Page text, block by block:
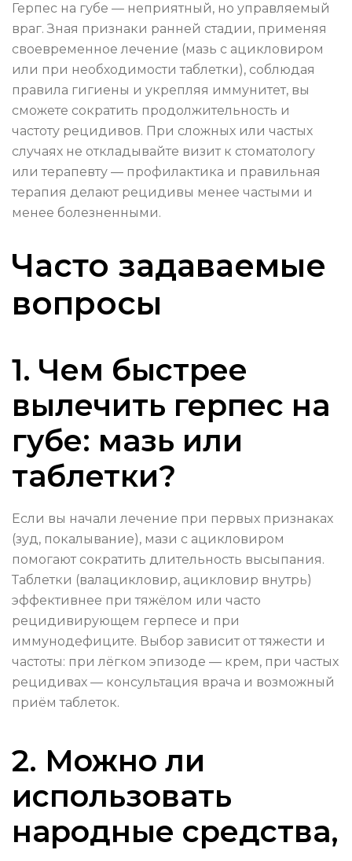
Герпес на губе — неприятный, но управляемый
враг. Зная признаки ранней стадии, применяя
своевременное лечение (мазь с ацикловиром
или при необходимости таблетки), соблюдая
правила гигиены и укрепляя иммунитет, вы
сможете сократить продолжительность и
частоту рецидивов. При сложных или частых
случаях не откладывайте визит к стоматологу
или терапевту — профилактика и правильная
терапия делают рецидивы менее частыми и
менее болезненными.
Часто задаваемые
вопросы
1. Чем быстрее
вылечить герпес на
губе: мазь или
таблетки?
Если вы начали лечение при первых признаках
(зуд, покалывание), мази с ацикловиром
помогают сократить длительность высыпания.
Таблетки (валацикловир, ацикловир внутрь)
эффективнее при тяжёлом или часто
рецидивирующем герпесе и при
иммунодефиците. Выбор зависит от тяжести и
частоты: при лёгком эпизоде — крем, при частых
рецидивах — консультация врача и возможный
приём таблеток.
2. Можно ли
использовать
народные средства,